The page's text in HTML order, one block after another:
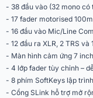
Phantom Power
Đầu vào Line Stereo
Đầu ra
AES Out
- 38 đầu vào (32 mono
- 17 fader motorised
- 16 đầu vào Mic/Line
- 12 đầu ra XLR, 2 TRS
- Màn hình cảm ứng 7
- 4 lớp fader tùy chỉnh –
- 8 phím SoftKeys lập
- Cổng SLink hỗ trợ mở